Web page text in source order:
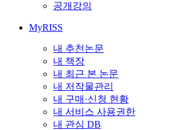
공개강의
MyRISS
내 추천논문
내 책장
내 최근 본 논문
내 저작물관리
내 구매·신청 현황
내 서비스 사용권한
내 관심 DB